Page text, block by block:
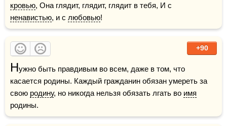
кровью
ненавистью, и с любовью!
+90
Нужно быть правдивым во всем, даже в том, что
касается родины. Каждый гражданин обязан умереть за
свою родину, но никогда нельзя обязать лгать во имя
родины.